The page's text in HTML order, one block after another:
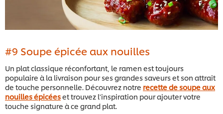
#9 Soupe épicée aux nouilles
Un plat classique réconfortant, le ramen est toujours
populaire à la livraison pour ses grandes saveurs et son attrait
de touche personnelle. Découvrez notre recette de soupe aux
nouilles épicéeset trouvez l'inspiration pour ajouter votre
touche signature à ce grand plat.